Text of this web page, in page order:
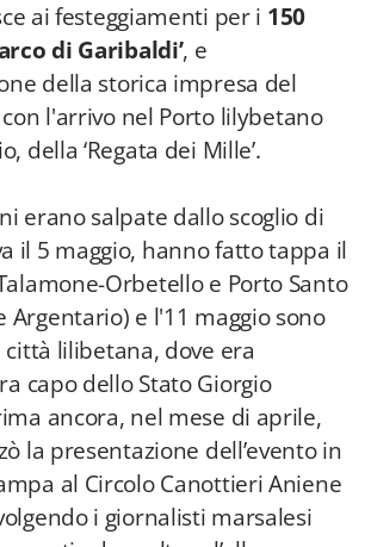
ai festeggiamenti per i 150
di Garibaldi’, e
della storica impresa del
l'arrivo nel Porto lilybetano
della ‘Regata dei Mille’.
erano salpate dallo scoglio di
il 5 maggio, hanno fatto tappa il
Orbetello e Porto Santo
Argentario) e l'11 maggio sono
lilibetana, dove era
capo dello Stato Giorgio
ancora, nel mese di aprile,
la presentazione dell’evento in
al Circolo Canottieri Aniene
i giornalisti marsalesi